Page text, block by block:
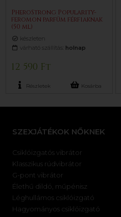
PheroStrong Popularity-
feromon parfüm férfiaknak
(50 ml)
készleten
várható szállítás: holnap
12 590 Ft
Részletek Kosárba
SZEXJÁTÉKOK NŐKNEK
Csiklóizgatós vibrátor
Klasszikus rúdvibrátor
G-pont vibrátor
Élethű dildó, műpénisz
Léghullámos csiklóizgató
Hagyományos csiklóizgató